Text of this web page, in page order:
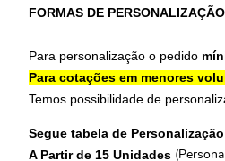
FORMAS DE
Para personalização o pedido
Para cotações em menores
Temos possibilidade de
Segue tabela de Personalização
A Partir de 15 Unidades